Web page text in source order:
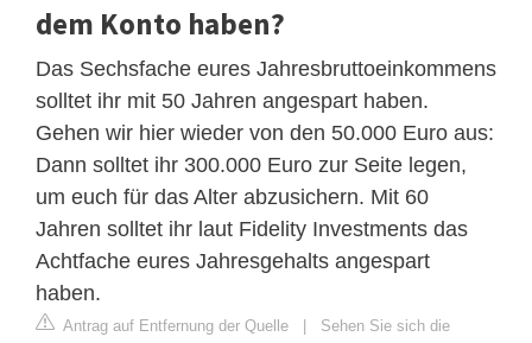
dem Konto haben?
Das Sechsfache eures Jahresbruttoeinkommens
solltet ihr mit 50 Jahren angespart haben.
Gehen wir hier wieder von den 50.000 Euro aus:
Dann solltet ihr 300.000 Euro zur Seite legen,
um euch für das Alter abzusichern. Mit 60
Jahren solltet ihr laut Fidelity Investments das
Achtfache eures Jahresgehalts angespart
haben.
Antrag auf Entfernung der Quelle | Sehen Sie sich die